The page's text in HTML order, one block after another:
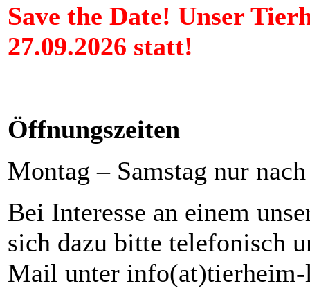
Save the Date! Unser
27.09.2026 statt!
Öffnungszeiten
Montag – Samstag nur
Bei Interesse an einem
sich dazu bitte telefonisch
Mail unter